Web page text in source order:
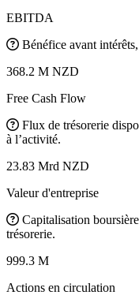
EBITDA
Bénéfice avant
368.2 M NZD
Free Cash Flow
Flux de trésorerie
à l’activité.
23.83 Mrd NZD
Valeur d'entreprise
Capitalisation
trésorerie.
999.3 M
Actions en circulation